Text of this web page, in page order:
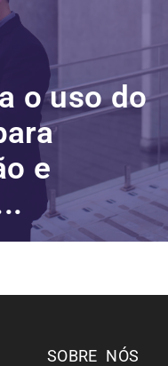
o uso do
e
SOBRE NÓS